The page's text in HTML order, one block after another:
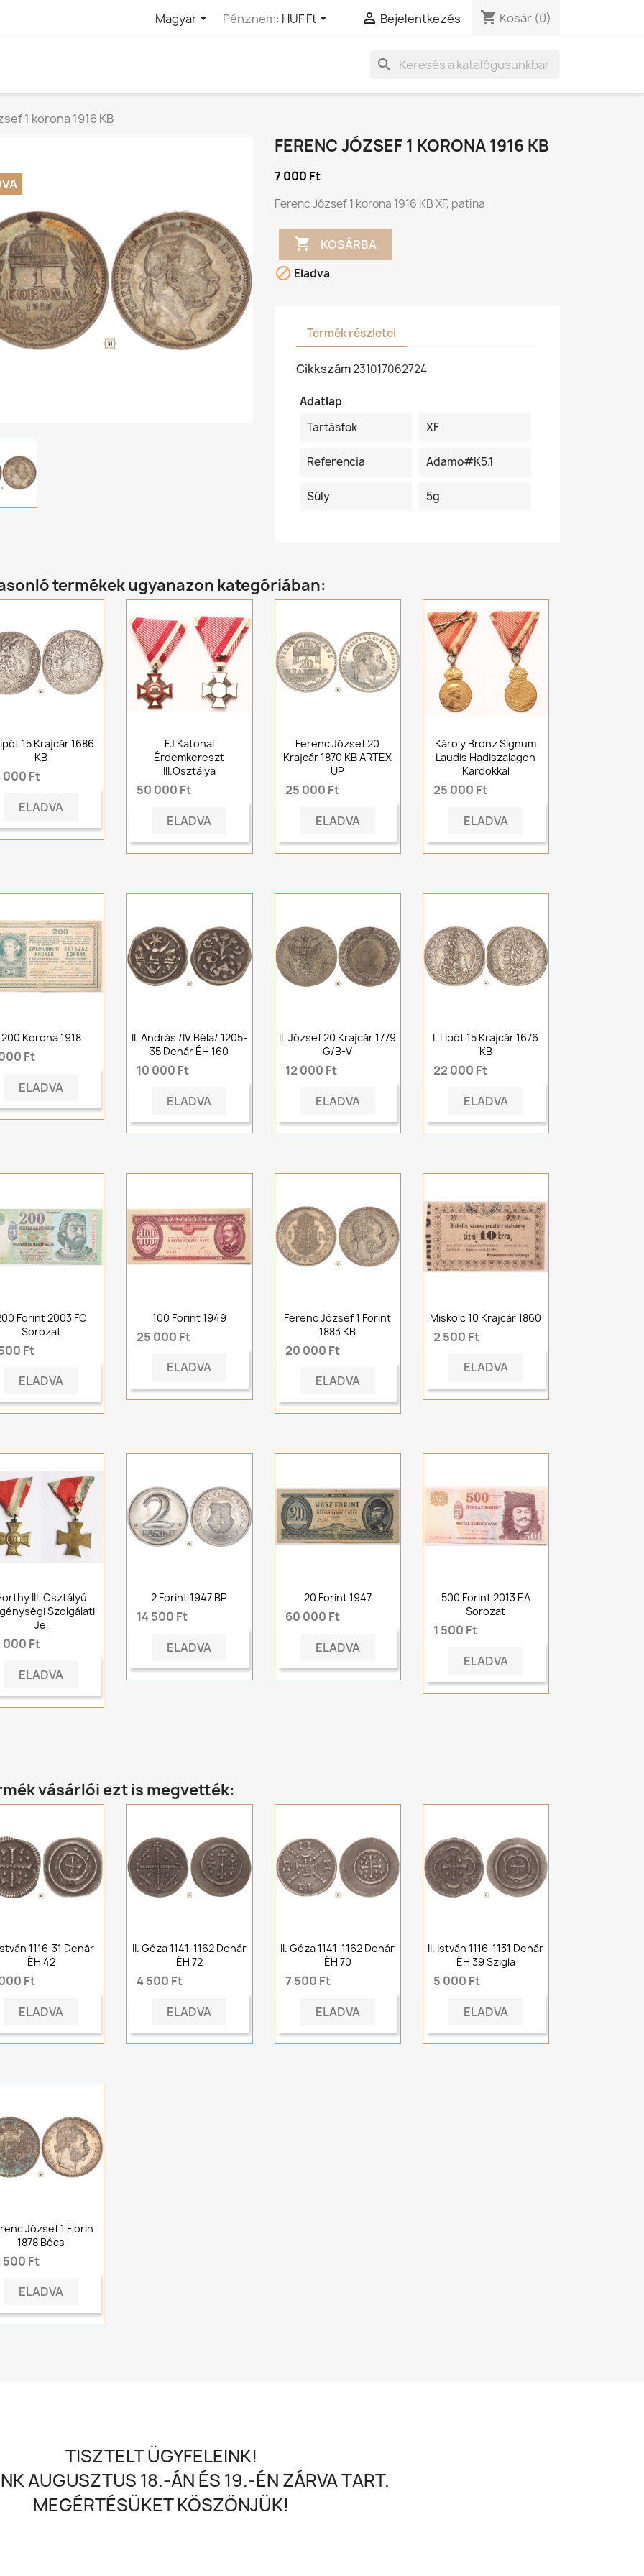
Magyar Pénznem: HUF Ft  Bejelentkezés shopping_cart Kosár (0)
search
1 korona 1916 KB
FERENC JÓZSEF 1 KORONA 1916 KB
7 000 Ft
Ferenc József 1 korona 1916 KB XF, patina
 KOSÁRBA
 Eladva
Termék részletei
Cikkszám231017062724
Adatlap
Tartásfok
XF
Referencia Adamo#K5.1
Súly 5g
termékek ugyanazon kategóriában:
15 Krajcár 1686
KB
000 Ft
ELADVA
FJ Katonai
Érdemkereszt
III.osztálya
50 000 Ft
ELADVA
Ferenc József 20
Krajcár 1870 KB ARTEX
UP
25 000 Ft
ELADVA
Károly Bronz Signum
Laudis Hadiszalagon
Kardokkal
25 000 Ft
ELADVA
200 Korona 1918
Ft
ELADVA
II. András /IV.Béla/ 1205-
35 Denár ÉH 160
10 000 Ft
ELADVA
II. József 20 Krajcár 1779
G/B-V
12 000 Ft
ELADVA
I. Lipót 15 Krajcár 1676
KB
22 000 Ft
ELADVA
Forint 2003 FC
Sorozat
Ft
ELADVA
100 Forint 1949
25 000 Ft
ELADVA
Ferenc József 1 Forint
1883 KB
20 000 Ft
ELADVA
Miskolc 10 Krajcár 1860
2 500 Ft
ELADVA
III. Osztályú
Szolgálati
Jel
000 Ft
ELADVA
2 Forint 1947 BP
14 500 Ft
ELADVA
20 Forint 1947
60 000 Ft
ELADVA
500 Forint 2013 EA
Sorozat
1 500 Ft
ELADVA
vásárlói ezt is megvették:
1116-31 Denár
ÉH 42
Ft
ELADVA
II. Géza 1141-1162 Denár
ÉH 72
4 500 Ft
ELADVA
II. Géza 1141-1162 Denár
ÉH 70
7 500 Ft
ELADVA
II. István 1116-1131 Denár
ÉH 39 Szigla
5 000 Ft
ELADVA
József 1 Florin
1878 Bécs
500 Ft
ELADVA
TISZTELT ÜGYFELEINK!
AUGUSZTUS 18.-ÁN ÉS 19.-ÉN ZÁRVA TART.
MEGÉRTÉSÜKET KÖSZÖNJÜK!